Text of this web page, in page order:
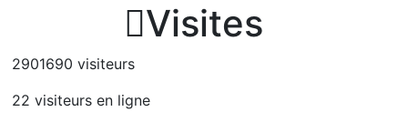
Visites
2901690 visiteurs
22 visiteurs en ligne